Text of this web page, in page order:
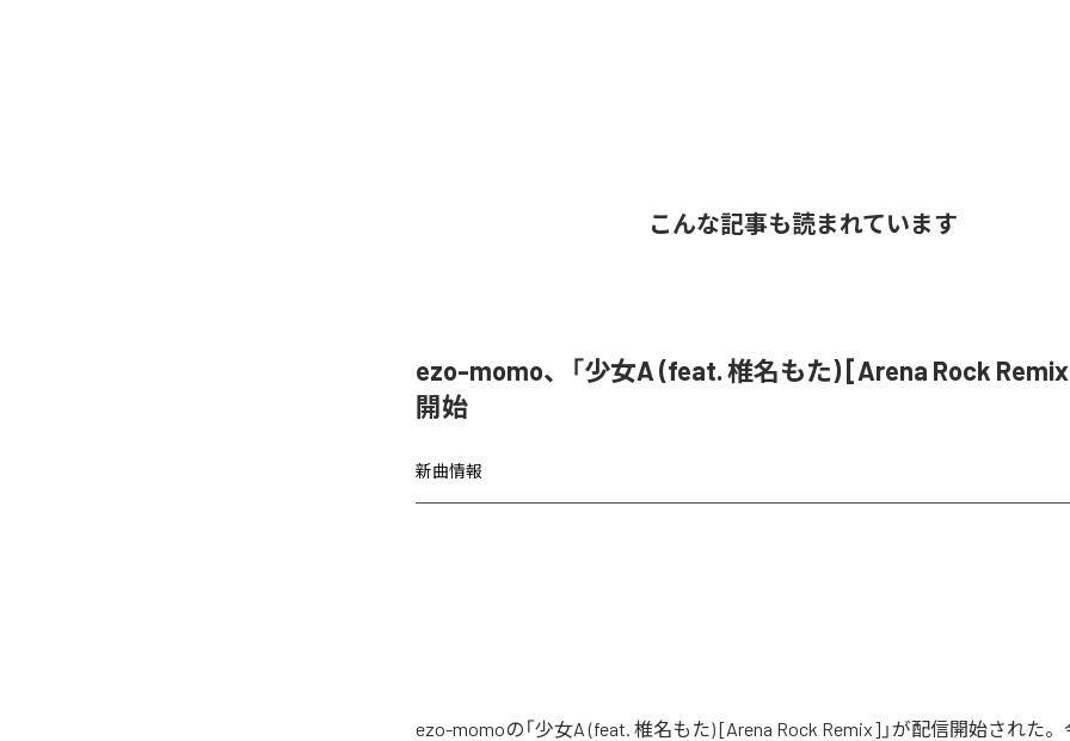
こんな記事も読まれています
ezo-momo、「少女A (feat. 椎名もた) [Arena Rock
開始
新曲情報
ezo-momoの「少女A (feat. 椎名もた) [Arena Rock Remix]」が配信開始された